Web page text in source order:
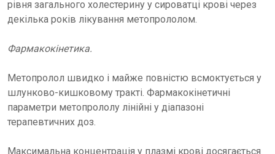
рівня загального холестерину у сироватці крові через
декілька років лікування метопрололом.
Фармакокінетика.
Метопролол швидко і майже повністю всмоктується у
шлунково-кишковому тракті. Фармакокінетичні
параметри метопрололу лінійні у діапазоні
терапевтичних доз.
Максимальна концентрація у плазмі крові досягається